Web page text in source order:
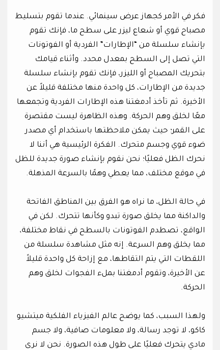
فكر في الأمر كجهاز عرض سينمائي. عندما تقوم بتسليط
مصباح قوي أو شعاع ليزر على سطح ما، فإنك تقوم
بإنشاء سلسلة من “الإطارات” الفردية أو الفوتونات
التي تصل إلى السطح بمعدل محدد. وأثناء قيامك
بتحريك المصباح أو الليزر، فإنك تقوم بإنشاء سلسلة
جديدة من الإطارات، كل واحدة منها مختلفة قليلاً عن
الأخيرة. ثم تأخذ أدمغتنا هذه الإطارات الفردية وتجمعها
معًا لخلق وهم الحركة. وهذه الظاهرة ليست مقتصرة
على القمر؛ حيث يمكن ملاحظتها باستخدام أي مصدر
ضوء قوي وجسم متحرك. الفكرة الرئيسية هي أننا لا
نحرك الظل فعليًا؛ نحن نقوم بإنشاء صورة جديدة للظل
في موقع مختلف، مما يعطي وهمًا بالسرعة المذهلة.
في حالة الظل، ما نراه هو الفرق بين المناطق الفاتحة
والداكنة مما يخلق صورة تبدو وكأنها تتحرك. لكن في
الواقع، تصطدم الفوتونات بالسطح في نقاط مختلفة،
مما يخلق وهم السرعة. إنه مثل مشاهدة سلسلة من
اللقطات التي يتم التقاطها، مع إزاحة كل واحدة قليلاً
عن الأخيرة، وتقوم أدمغتنا بملء الفجوات لخلق وهم
الحركة.
ولهذا السبب، كما يوضح عالم الفيزياء الفلكية ميتشيو
كاكو، لا توجد رسالة، ولا معلومات صافية، ولا جسم
مادي يتحرك فعليًا على طول هذه الصورة. نحن لا نرى